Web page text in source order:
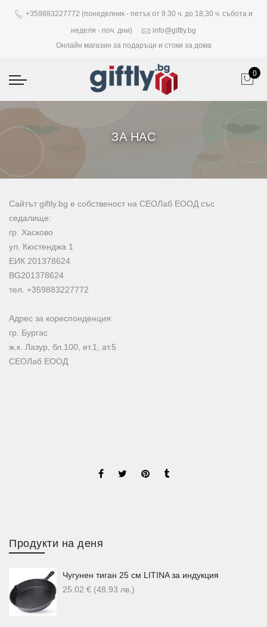
+359883227772 (понеделник - петък от 9.30 ч. до 18,30 ч. събота и
неделя - поч. дни)
info@giftly.bg
Онлайн магазин за подаръци и стоки за дома
0
ЗА НАС
Сайтът giftly.bg е собственост на СЕОЛаб ЕООД със
седалище:
гр. Хасково
ул. Кюстенджа 1
ЕИК 201378624
BG201378624
тел. +359883227772
Адрес за кореспонденция:
гр. Бургас
ж.к. Лазур, бл.100, ет.1, ат.5
СЕОЛаб ЕООД
Продукти на деня
Чугунен тиган 25 см LITINA за индукция
25.02 € (48.93 лв. )